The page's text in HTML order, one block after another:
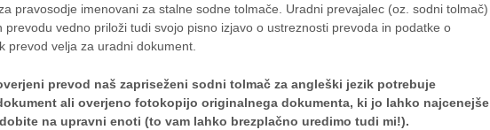
pravosodje imenovani za stalne sodne tolmače. Uradni prevajalec (oz. sodni tolmač)
prevodu vedno priloži tudi svojo pisno izjavo o ustreznosti prevoda in podatke o
prevod velja za uradni dokument.
prevod naš zapriseženi sodni tolmač za angleški jezik potrebuje
ali overjeno fotokopijo originalnega dokumenta, ki jo lahko najcenejše
na upravni enoti (to vam lahko brezplačno uredimo tudi mi!).